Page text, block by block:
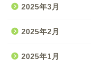
2025年3月
2025年2月
2025年1月